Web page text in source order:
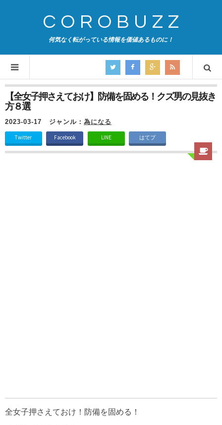
COROBUZZ
何気なく転がっている情報を価値あるものに！
【全女子押さえておけ】防備を固める！クズ男の見抜き
方８選
2023-03-17 ジャンル： 為になる
Twitter Facebook LINE はてブ
全女子押さえておけ！防備を固める！